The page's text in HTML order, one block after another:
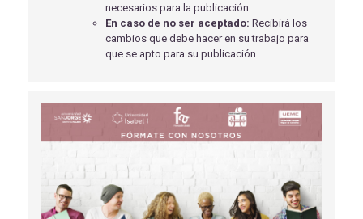
EL EFECTO ANTIMICROBIANO Y CICATRIZANTE DE LA
TERAPIA FOTODINÁMICA EN LAS HERIDAS CRÓNICAS
Gómez Orueta, J- 28/06/2024
necesarios para la publicación.
En caso de no ser aceptado: Recibirá los
cambios que debe hacer en su trabajo para
que se apto para su publicación.